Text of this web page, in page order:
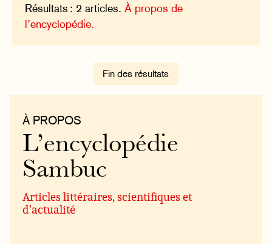
Résultats : 2 articles.À propos de
l’encyclopédie.
Fin des résultats
À PROPOS
L’encyclopédie
Sambuc
Articles littéraires, scientifiques et
d’actualité